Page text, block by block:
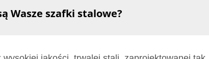
Wasze szafki stalowe?